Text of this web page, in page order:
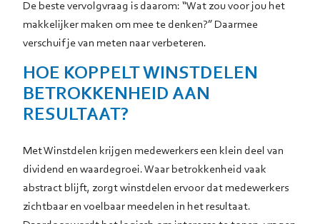
De beste vervolgvraag is daarom: “Wat zou voor jou het
makkelijker maken om mee te denken?” Daarmee
verschuif je van meten naar verbeteren.
HOE KOPPELT WINSTDELEN
BETROKKENHEID AAN
RESULTAAT?
Met Winstdelen krijgen medewerkers een klein deel van
dividend en waardegroei. Waar betrokkenheid vaak
abstract blijft, zorgt winstdelen ervoor dat medewerkers
zichtbaar en voelbaar meedelen in het resultaat.